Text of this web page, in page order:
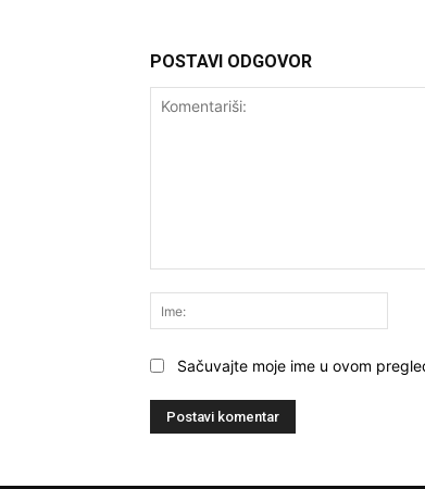
POSTAVI ODGOVOR
Sačuvajte moje ime u ovom